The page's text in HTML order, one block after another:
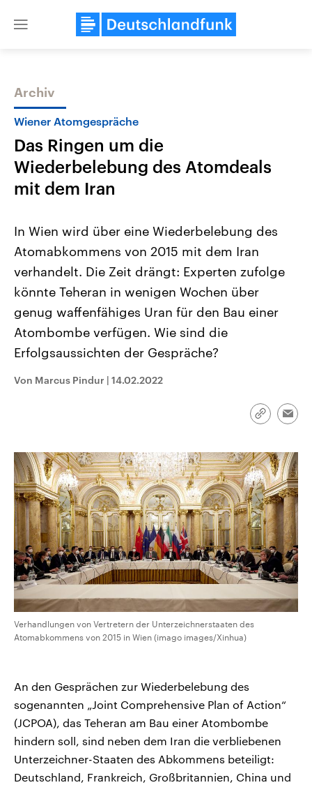
Close
Themen
Aktuelle Beiträge, Analysen und
Hintergründe
Wirtschaftlich und militärisch
gehören die Vereinigten Staaten zu
den mächtigsten Ländern der Erde,
mit großem Einfluss auf das
aktuelle Weltgeschehen.
Aktuelle Lage und
Der Überfall der
Terrororganisation Hamas
Oktober 2023 auf Israel
Region wieder die Gewalt
Israel möchte die Hamas
Libanon vom Iran
Sendungen Programm Podcasts
Archiv
Wiener Atomgespräche
Das Ringen um die
Wiederbelebung des Atomdeals
mit dem Iran
In Wien wird über eine Wiederbelebung des
Atomabkommens von 2015 mit dem Iran
verhandelt. Die Zeit drängt: Experten zufolge
könnte Teheran in wenigen Wochen über
genug waffenfähiges Uran für den Bau einer
Atombombe verfügen. Wie sind die
Erfolgsaussichten der Gespräche?
Von Marcus Pindur | 14.02.2022
Link
Verhandlungen von Vertretern der Unterzeichnerstaaten des
Atomabkommens von 2015 in Wien (imago images/Xinhua)
An den Gesprächen zur Wiederbelebung des
sogenannten „Joint Comprehensive Plan of Action“
(JCPOA), das Teheran am Bau einer Atombombe
hindern soll, sind neben dem Iran die verbliebenen
Unterzeichner-Staaten des Abkommens beteiligt:
Deutschland, Frankreich, Großbritannien, China und